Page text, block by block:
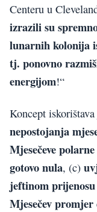
Centeru u
izrazili su
lunarnih kolonija
tj. ponovno
energijom!“
Koncept
nepostojanja
Mjesečeve
gotovo nula, (c)
jeftinom
Mjesečev